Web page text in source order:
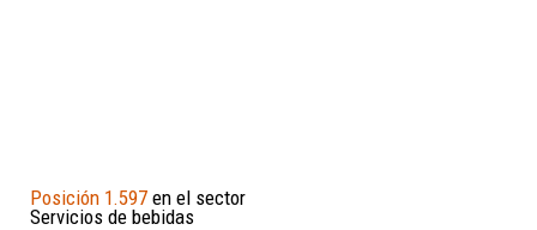
Posición 1.597 en el sector
Servicios de bebidas